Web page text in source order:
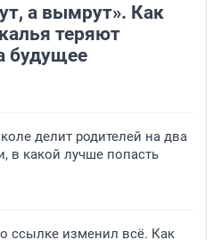
а вымрут». Как
теряют
будущее
делит родителей на два
в какой лучше попасть
ссылке изменил всё. Как